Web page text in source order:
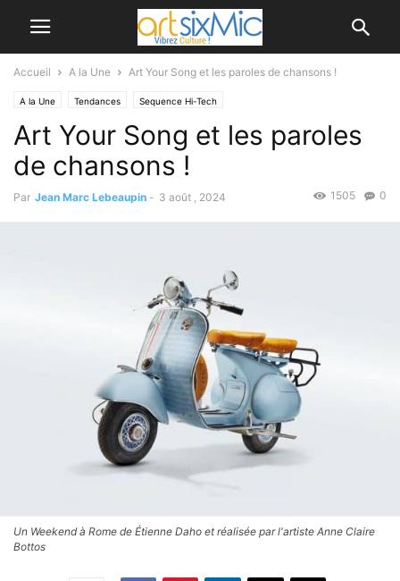
Accueil A la Une Art Your Song et les paroles de chansons !
A la Une Tendances Sequence Hi-Tech
Art Your Song et les paroles
de chansons !
Par Jean Marc Lebeaupin - 3 août , 2024 0
1505
Un Weekend à Rome de Étienne Daho et réalisée par l'artiste Anne Claire
Bottos